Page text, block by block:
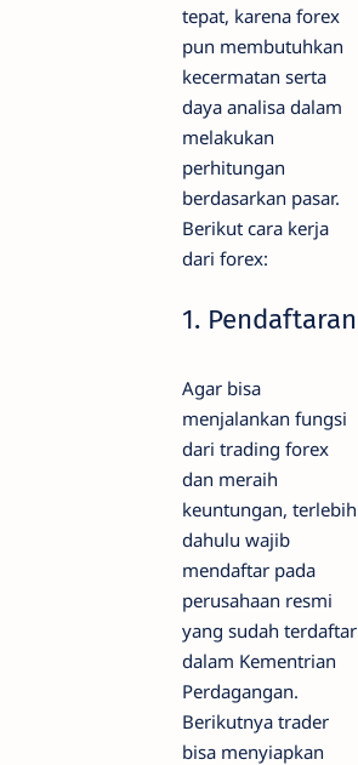
tepat, karena forex
pun membutuhkan
kecermatan serta
daya analisa dalam
melakukan
perhitungan
berdasarkan pasar.
Berikut cara kerja
dari forex:
1. Pendaftaran
Agar bisa
menjalankan fungsi
dari trading forex
dan meraih
keuntungan, terlebih
dahulu wajib
mendaftar pada
perusahaan resmi
yang sudah terdaftar
dalam Kementrian
Perdagangan.
Berikutnya trader
bisa menyiapkan